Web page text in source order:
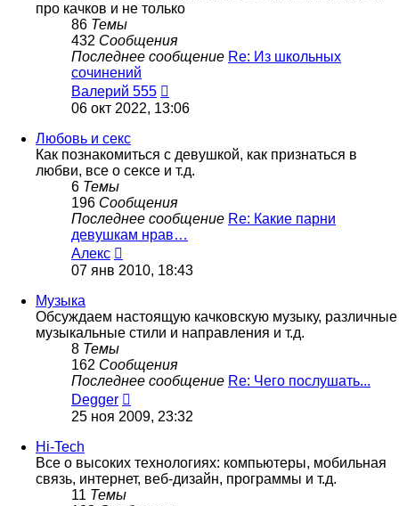
про качков и не только
86 Темы
432 Сообщения
Последнее сообщение Re: Из школьных
сочинений
Валерий 555
к
06 окт 2022, 13:06
Любовь и секс
Как познакомиться с девушкой, как признаться в
любви, все о сексе и т.д.
6 Темы
196 Сообщения
Последнее сообщение Re: Какие парни
девушкам нрав…
Алекс
к
07 янв 2010, 18:43
Музыка
Обсуждаем настоящую качковскую музыку, различные
музыкальные стили и направления и т.д.
8 Темы
162 Сообщения
Последнее сообщение Re: Чего послушать...
Degger
к
25 ноя 2009, 23:32
Hi-Tech
Все о высоких технологиях: компьютеры, мобильная
связь, интернет, веб-дизайн, программы и т.д.
11 Темы